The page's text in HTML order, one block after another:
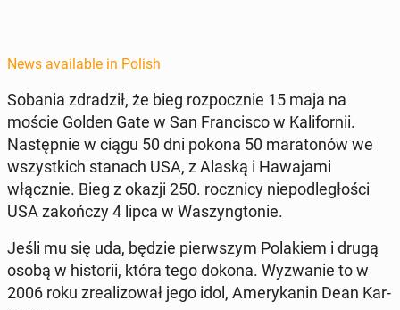
News available in Polish
Sobania zdradz­ił, że bieg rozpocznie 15 maja na
moście Golden Gate w San Fran­cis­co w Kali­fornii.
Następ­nie w ciągu 50 dni pokona 50 mara­tonów we
wszys­t­kich stanach USA, z Alaską i Hawa­ja­mi
włącznie. Bieg z okazji 250. roczni­cy niepodległoś­ci
USA za­kończy 4 lipca w Waszyn­g­tonie.
Jeśli mu się uda, będzie pier­wszym Po­lakiem i drugą
osobą w his­torii, która tego dokona. Wyzwanie to w
2006 roku zre­al­i­zował jego idol, Amerykanin Dean Kar­